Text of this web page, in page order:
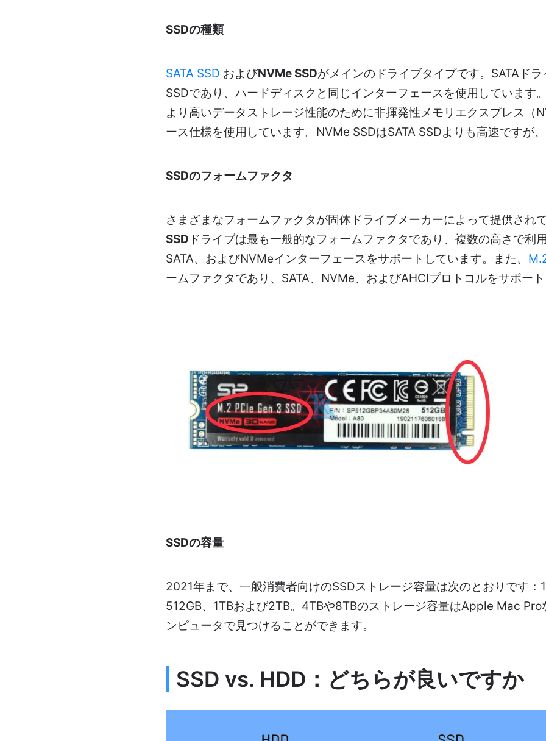
SSDの種類
SATA SSD およびNVMe SSDがメインのドライブタイプです。SATAド
SSDであり、ハードディスクと同じインターフェースを使用しています
より高いデータストレージ性能のために非揮発性メモリエクスプレス（
ース仕様を使用しています。NVMe SSDはSATA SSDよりも高速ですが、
SSDのフォームファクタ
さまざまなフォームファクタが固体ドライブメーカーによって提供されて
SSD ドライブは最も一般的なフォームファクタであり、複数の高さで利
SATA、およびNVMeインターフェースをサポートしています。また、
ームファクタであり、SATA、NVMe、およびAHCIプロトコルをサポート
SSDの容量
2021年まで、一般消費者向けのSSDストレージ容量は次のとおりです：
512GB、1TBおよび2TB。4TBや8TBのストレージ容量はApple Mac Pro
ンピュータで見つけることができます。
SSD vs. HDD：どちらが良いですか